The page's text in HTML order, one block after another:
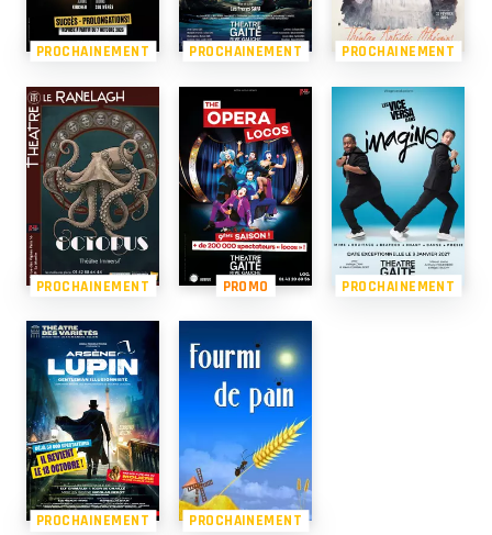
PROCHAINEMENT PROCHAINEMENT PROCHAINEMENT
PROCHAINEMENT PROMO PROCHAINEMENT
PROCHAINEMENT PROCHAINEMENT